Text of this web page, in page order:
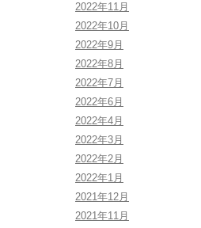
2022年11月
2022年10月
2022年9月
2022年8月
2022年7月
2022年6月
2022年4月
2022年3月
2022年2月
2022年1月
2021年12月
2021年11月